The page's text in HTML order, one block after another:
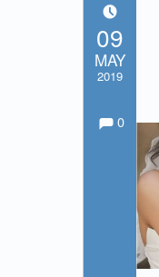
09
MAY
2019
Written by: 0